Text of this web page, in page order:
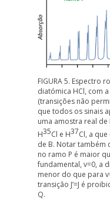
FIGURA 5. Espectro
diatómica HCl, com
(transições não
que todos os sinais
uma amostra real
H35Cl e H37Cl, a
de B. Notar também
no ramo P é maior
fundamental, v=0, a
menor do que para
transição J’=J é
Q.